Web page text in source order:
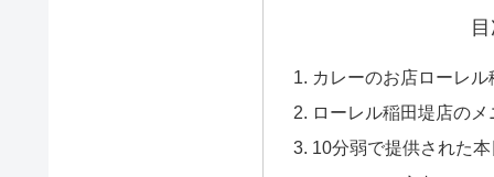
カレーのお店ローレ
ローレル稲田堤店の
10分弱で提供された